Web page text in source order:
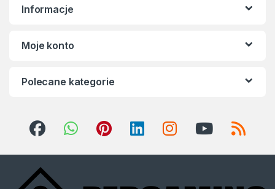
Informacje
Moje konto
Polecane kategorie